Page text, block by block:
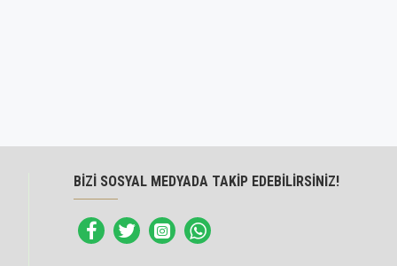
BİZİ SOSYAL MEDYADA TAKİP EDEBİLİRSİNİZ!